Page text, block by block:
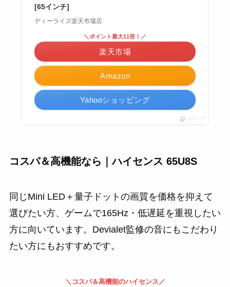
[65インチ]
ディーライズ楽天市場店
Amazon
＼ポイント最大11倍！／
楽天市場
Yahooショッピング
ポチップ
コスパ＆高機能なら｜ハイセンス 65U8S
同じMini LED＋量子ドットの画質を価格を抑えて
選びたい方、ゲームで165Hz・低遅延を重視したい
方に向いています。Devialet監修の音にもこだわり
たい方にもおすすめです。
＼コスパ＆高機能のハイセンス／